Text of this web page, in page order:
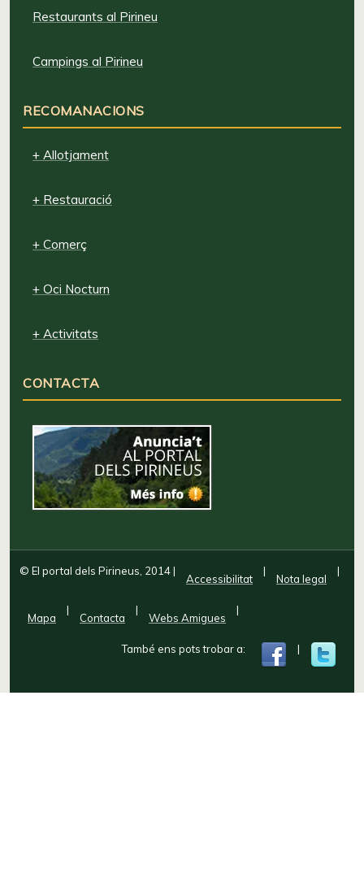
Restaurants al Pirineu
Campings al Pirineu
RECOMANACIONS
+ Allotjament
+ Restauració
+ Comerç
+ Oci Nocturn
+ Activitats
CONTACTA
© El portal dels Pirineus, 2014|
Accessibilitat
|
Nota legal
|
Mapa
|
Contacta
|
Webs Amigues
|
També ens pots trobar a: |